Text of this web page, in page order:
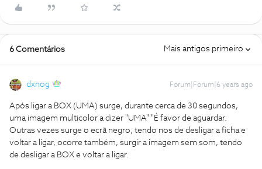
6 Comentários Mais antigos primeiro
dxnog Forum|Forum|6 years ago
Após ligar a BOX (UMA) surge, durante cerca de 30 segundos,
uma imagem multicolor a dizer "UMA" "É favor de aguardar.
Outras vezes surge o ecrã negro, tendo nos de desligar a ficha e
voltar a ligar, ocorre também, surgir a imagem sem som, tendo
de desligar a BOX e voltar a ligar.